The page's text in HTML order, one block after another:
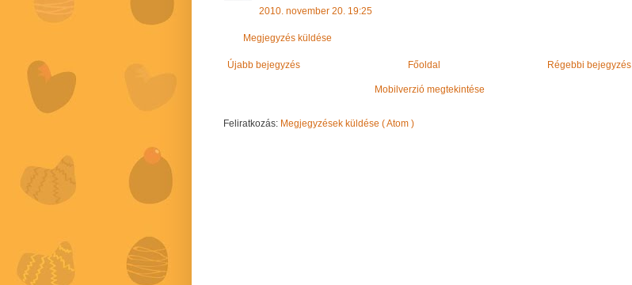
2010. november 20. 19:25
Megjegyzés küldése
Újabb bejegyzés Régebbi bejegyzés
Főoldal
Mobilverzió megtekintése
Feliratkozás: Megjegyzések küldése ( Atom )